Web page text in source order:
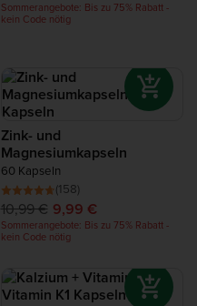
Sommerangebote: Bis zu 75% Rabatt -
kein Code nötig
Zink- und
Magnesiumkapseln
60 Kapseln
(158)
10,99 € 9,99 €
Sommerangebote: Bis zu 75% Rabatt -
kein Code nötig